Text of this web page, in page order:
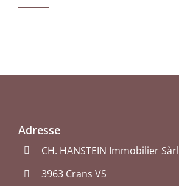
Adresse
CH. HANSTEIN Immobilier Sàrl
3963 Crans VS